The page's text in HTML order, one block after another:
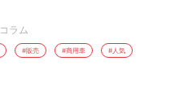
コラム
#販売 #商用車 #人気